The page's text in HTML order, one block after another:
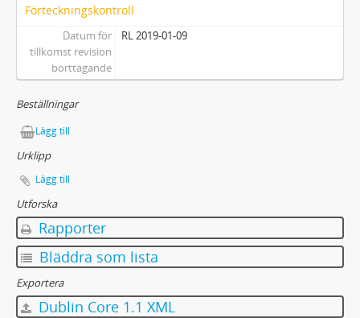
Förteckningskontroll
Datum för
tillkomst revision
borttagande
RL 2019-01-09
Beställningar
Lägg till
Urklipp
Lägg till
Utforska
Rapporter
Bläddra som lista
Exportera
Dublin Core 1.1 XML